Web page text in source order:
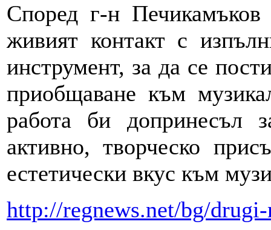
Според г-н
живият контакт с
инструмент, за да се
приобщаване към
работа би допринесъл
активно, творческо
естетически вкус към
http://regnews.net/bg/